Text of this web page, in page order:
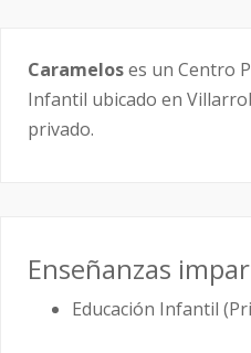
Carameloses un Centro
Infantil ubicado en
privado.
Enseñanzas
Educación Infantil